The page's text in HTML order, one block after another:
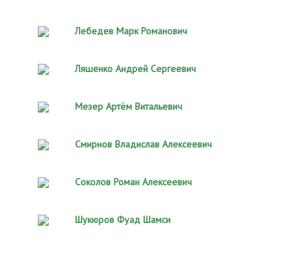
Лебедев Марк Романович
Ляшенко Андрей Сергеевич
Мезер Артём Витальевич
Смирнов Владислав Алексеевич
Соколов Роман Алексеевич
Шукюров Фуад Шамси